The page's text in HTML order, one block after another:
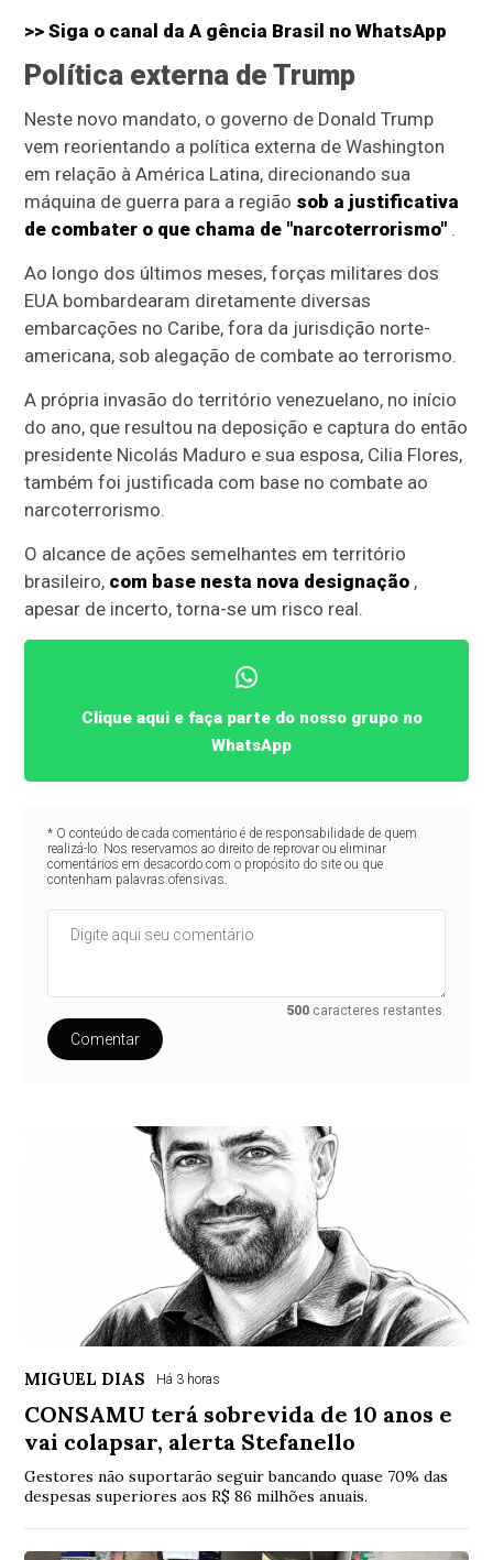
>> Siga o canal da A gência Brasil no WhatsApp
Política externa de Trump
Neste novo mandato, o governo de Donald Trump
vem reorientando a política externa de Washington
em relação à América Latina, direcionando sua
máquina de guerra para a região sob a justificativa
de combater o que chama de "narcoterrorismo" .
Ao longo dos últimos meses, forças militares dos
EUA bombardearam diretamente diversas
embarcações no Caribe, fora da jurisdição norte-
americana, sob alegação de combate ao terrorismo.
A própria invasão do território venezuelano, no início
do ano, que resultou na deposição e captura do então
presidente Nicolás Maduro e sua esposa, Cilia Flores,
também foi justificada com base no combate ao
narcoterrorismo.
O alcance de ações semelhantes em território
brasileiro, com base nesta nova designação ,
apesar de incerto, torna-se um risco real.
Clique aqui e faça parte do nosso grupo no
WhatsApp
* O conteúdo de cada comentário é de responsabilidade de quem
realizá-lo. Nos reservamos ao direito de reprovar ou eliminar
comentários em desacordo com o propósito do site ou que
contenham palavras ofensivas.
500 caracteres restantes.
Comentar
MIGUEL DIAS Há 3 horas
CONSAMU terá sobrevida de 10 anos e
vai colapsar, alerta Stefanello
Gestores não suportarão seguir bancando quase 70% das
despesas superiores aos R$ 86 milhões anuais.